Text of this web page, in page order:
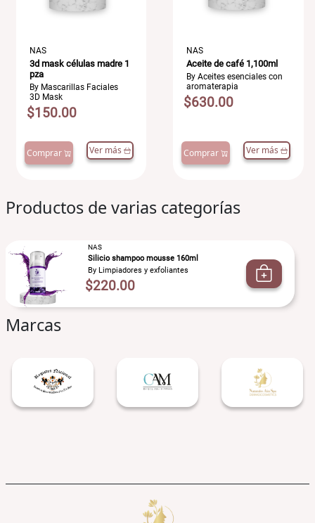
NAS
3d mask células madre 1
pza
By Mascarillas Faciales
3D Mask
$150.00
Comprar Ver más
NAS
Aceite de café 1,100ml
By Aceites esenciales con
aromaterapia
$630.00
Comprar Ver más
Productos de varias categorías
NAS
Silicio shampoo mousse 160ml
By Limpiadores y exfoliantes
$220.00
Marcas